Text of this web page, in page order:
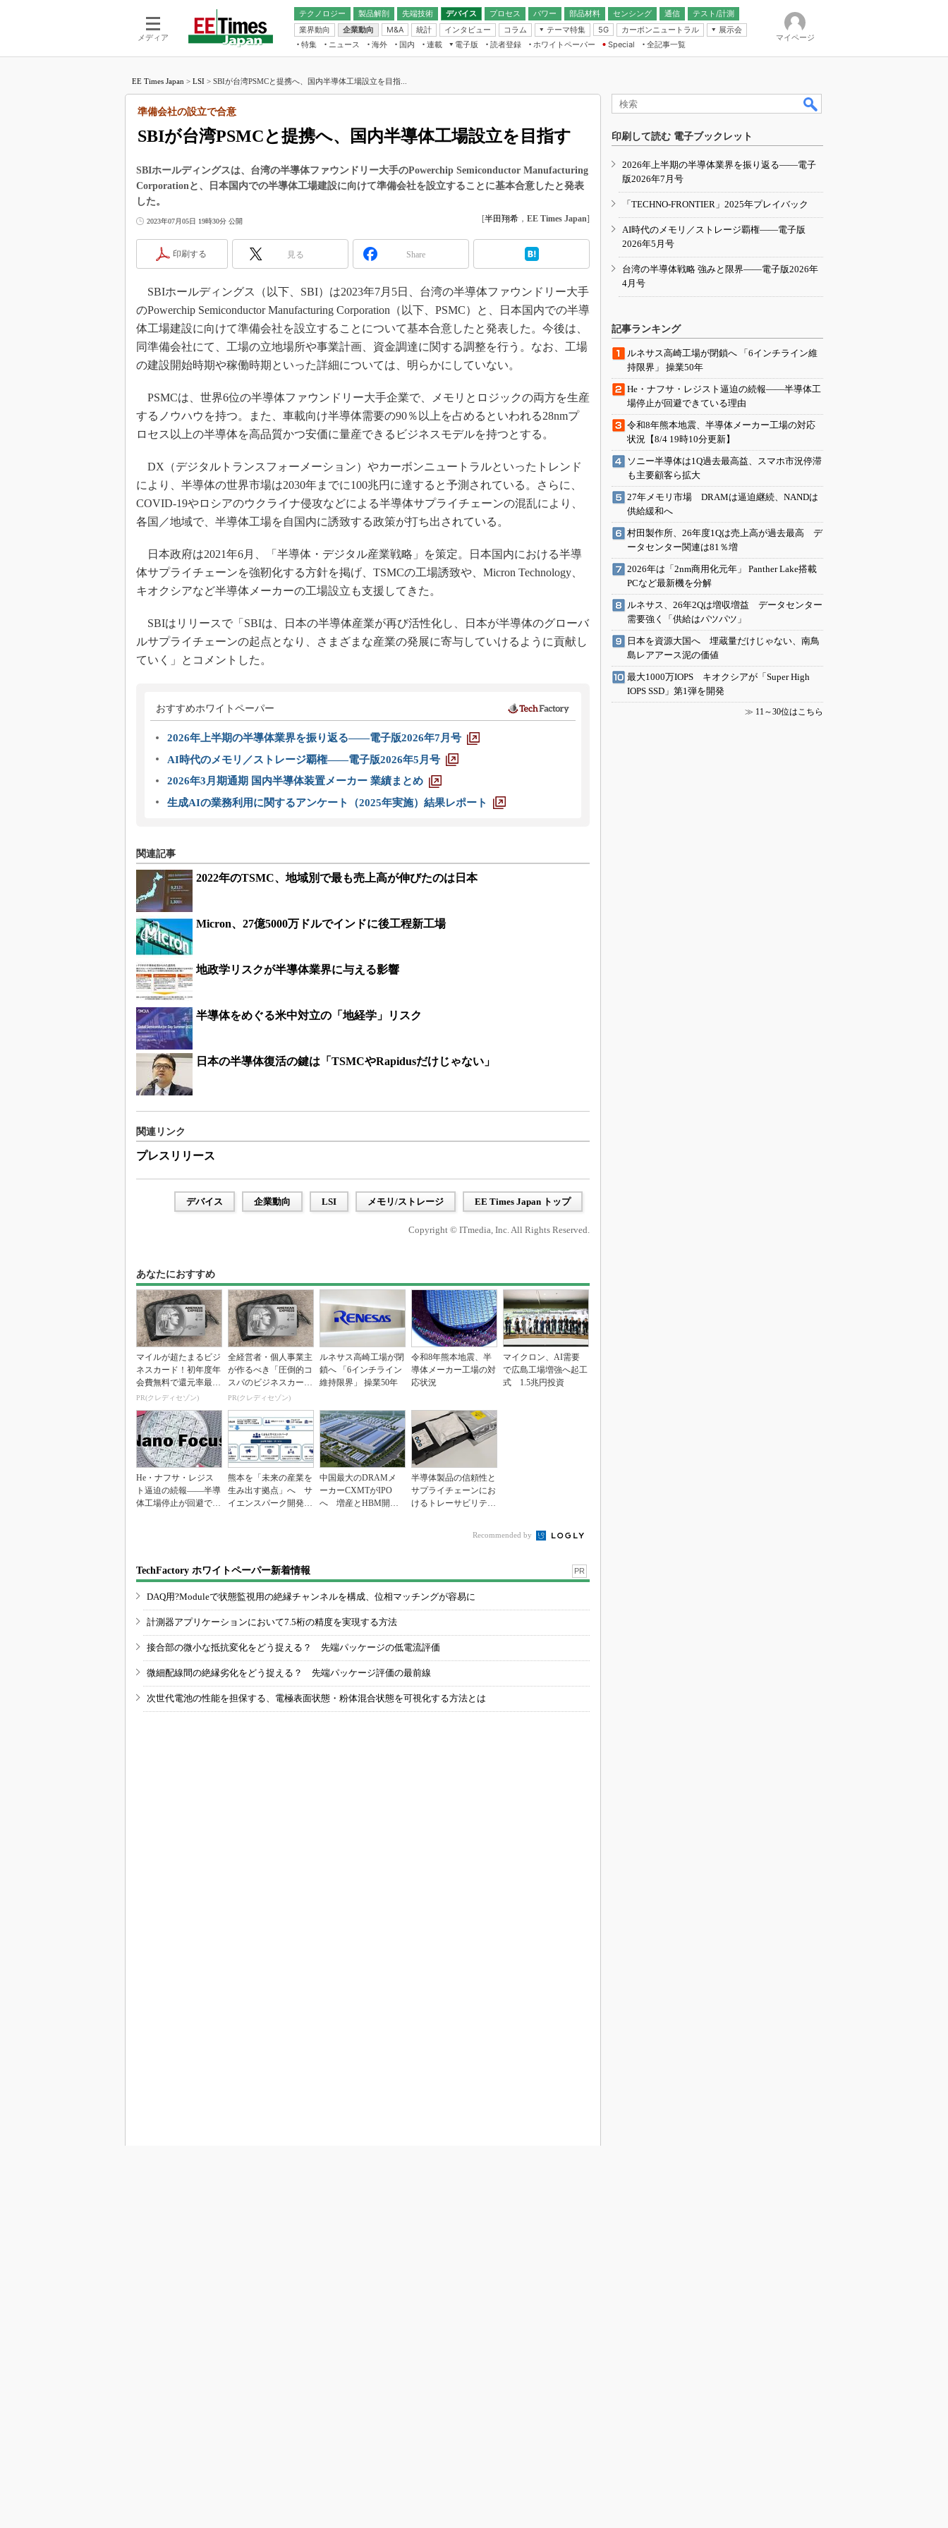
メディア
テクノロジー 製品解剖
先端技術
電池／エネルギー
デバイス
アナログ
マイコン
プロセス パワー 部品材料 センシング
通信
無線
テスト/計測
業界動向
企業動向 M&A 統計 インタビュー コラム
テーマ特集
フィジカルAI
読者調査（EE Times Research）
IoT
エレクトロニクス入門（EDN
5G カーボンニュートラル
展示会
IoT・エッジコンピューティング
EXPO
TECHNO-FRONTIER
人とくるま展
特集 ニュース 海外 国内
連載
福田昭のデバイス通信
大山聡の業界スコープ
リタイア直前エンジニアの社会人大
学漂流記
この10年で起こったこと、次の10年
製品分解で探るアジアの新トレンド
光伝送技術を知る
“異端児エンジニア”が仕掛けた社内
改革、執念の180日
JASA発IoT通信
IHSアナリスト「未来展望」
「英語に愛されないエンジニア」の
電子版
電子ブックレット
読者登録 ホワイトペーパー
Special
全記事一覧
マイページ
EE Times Japan > LSI > SBIが台湾PSMCと提携へ、国内半導体工場設立を目指...
SBIが台湾PSMCと提携へ、国内半導体工場設立を目指す
準備会社の設立で合意
SBIホールディングスは、台湾の半導体ファウンドリー大手のPowerchip Semiconductor Manufacturing
Corporationと、日本国内での半導体工場建設に向けて準備会社を設立することに基本合意したと発表
した。
2023年07月05日 19時30分 公開 [半田翔希 ， EE Times Japan]
印刷する 見る Share
SBIホールディングス（以下、SBI）は2023年7月5日、台湾の半導体ファウンドリー大手
のPowerchip Semiconductor Manufacturing Corporation（以下、PSMC）と、日本国内での半導
体工場建設に向けて準備会社を設立することについて基本合意したと発表した。今後は、
同準備会社にて、工場の立地場所や事業計画、資金調達に関する調整を行う。なお、工場
の建設開始時期や稼働時期といった詳細については、明らかにしていない。
PSMCは、世界6位の半導体ファウンドリー大手企業で、メモリとロジックの両方を生産
するノウハウを持つ。また、車載向け半導体需要の90％以上を占めるといわれる28nmプ
ロセス以上の半導体を高品質かつ安価に量産できるビジネスモデルを持つとする。
DX（デジタルトランスフォーメーション）やカーボンニュートラルといったトレンド
により、半導体の世界市場は2030年までに100兆円に達すると予測されている。さらに、
COVID-19やロシアのウクライナ侵攻などによる半導体サプライチェーンの混乱により、
各国／地域で、半導体工場を自国内に誘致する政策が打ち出されている。
日本政府は2021年6月、「半導体・デジタル産業戦略」を策定。日本国内における半導
体サプライチェーンを強靭化する方針を掲げ、TSMCの工場誘致や、Micron Technology、
キオクシアなど半導体メーカーの工場設立も支援してきた。
SBIはリリースで「SBIは、日本の半導体産業が再び活性化し、日本が半導体のグローバ
ルサプライチェーンの起点となり、さまざまな産業の発展に寄与していけるように貢献し
ていく」とコメントした。
おすすめホワイトペーパー
2026年上半期の半導体業界を振り返る――電子版2026年7月号
AI時代のメモリ／ストレージ覇権――電子版2026年5月号
2026年3月期通期 国内半導体装置メーカー 業績まとめ
生成AIの業務利用に関するアンケート（2025年実施）結果レポート
関連記事
2022年のTSMC、地域別で最も売上高が伸びたのは日本
Micron、27億5000万ドルでインドに後工程新工場
地政学リスクが半導体業界に与える影響
半導体をめぐる米中対立の「地経学」リスク
日本の半導体復活の鍵は「TSMCやRapidusだけじゃない」
関連リンク
プレスリリース
デバイス 企業動向 LSI メモリ/ストレージ EE Times Japan トップ
Copyright © ITmedia, Inc. All Rights Reserved.
あなたにおすすめ
マイルが超たまるビジ
ネスカード！初年度年
会費無料で還元率最大
1.125%
PR(クレディセゾン)
全経営者・個人事業主
が作るべき「圧倒的コ
スパのビジネスカー
ド」
PR(クレディセゾン)
ルネサス高崎工場が閉
鎖へ 「6インチライン
維持限界」 操業50年
令和8年熊本地震、半
導体メーカー工場の対
応状況
マイクロン、AI需要
で広島工場増強へ起工
式 1.5兆円投資
He・ナフサ・レジス
ト逼迫の続報――半導
体工場停止が回避でき
熊本を「未来の産業を
生み出す拠点」へ サ
イエンスパーク開発進
中国最大のDRAMメ
ーカーCXMTがIPO
へ 増産とHBM開発
半導体製品の信頼性と
サプライチェーンにお
けるトレーサビリティ
Recommended by
TechFactory ホワイトペーパー新着情報 PR
DAQ用?Moduleで状態監視用の絶縁チャンネルを構成、位相マッチングが容易に
計測器アプリケーションにおいて7.5桁の精度を実現する方法
接合部の微小な抵抗変化をどう捉える？ 先端パッケージの低電流評価
微細配線間の絶縁劣化をどう捉える？ 先端パッケージ評価の最前線
次世代電池の性能を担保する、電極表面状態・粉体混合状態を可視化する方法とは
印刷して読む 電子ブックレット
2026年上半期の半導体業界を振り返る――電子
版2026年7月号
「TECHNO-FRONTIER」2025年プレイバック
AI時代のメモリ／ストレージ覇権――電子版
2026年5月号
台湾の半導体戦略 強みと限界――電子版2026年
4月号
記事ランキング
ルネサス高崎工場が閉鎖へ 「6インチライン維
持限界」 操業50年
He・ナフサ・レジスト逼迫の続報――半導体工
場停止が回避できている理由
令和8年熊本地震、半導体メーカー工場の対応
状況【8/4 19時10分更新】
ソニー半導体は1Q過去最高益、スマホ市況停滞
も主要顧客ら拡大
27年メモリ市場 DRAMは逼迫継続、NANDは
供給緩和へ
村田製作所、26年度1Qは売上高が過去最高 デ
ータセンター関連は81％増
2026年は「2nm商用化元年」 Panther Lake搭載
PCなど最新機を分解
ルネサス、26年2Qは増収増益 データセンター
需要強く「供給はパツパツ」
日本を資源大国へ 埋蔵量だけじゃない、南鳥
島レアアース泥の価値
最大1000万IOPS キオクシアが「Super High
IOPS SSD」第1弾を開発
≫ 11～30位はこちら